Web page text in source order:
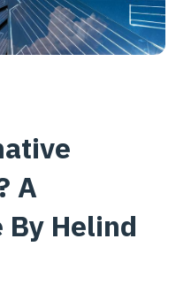
A
By Helind